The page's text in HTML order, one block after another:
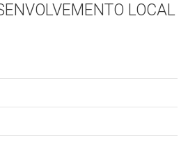
LOCAL